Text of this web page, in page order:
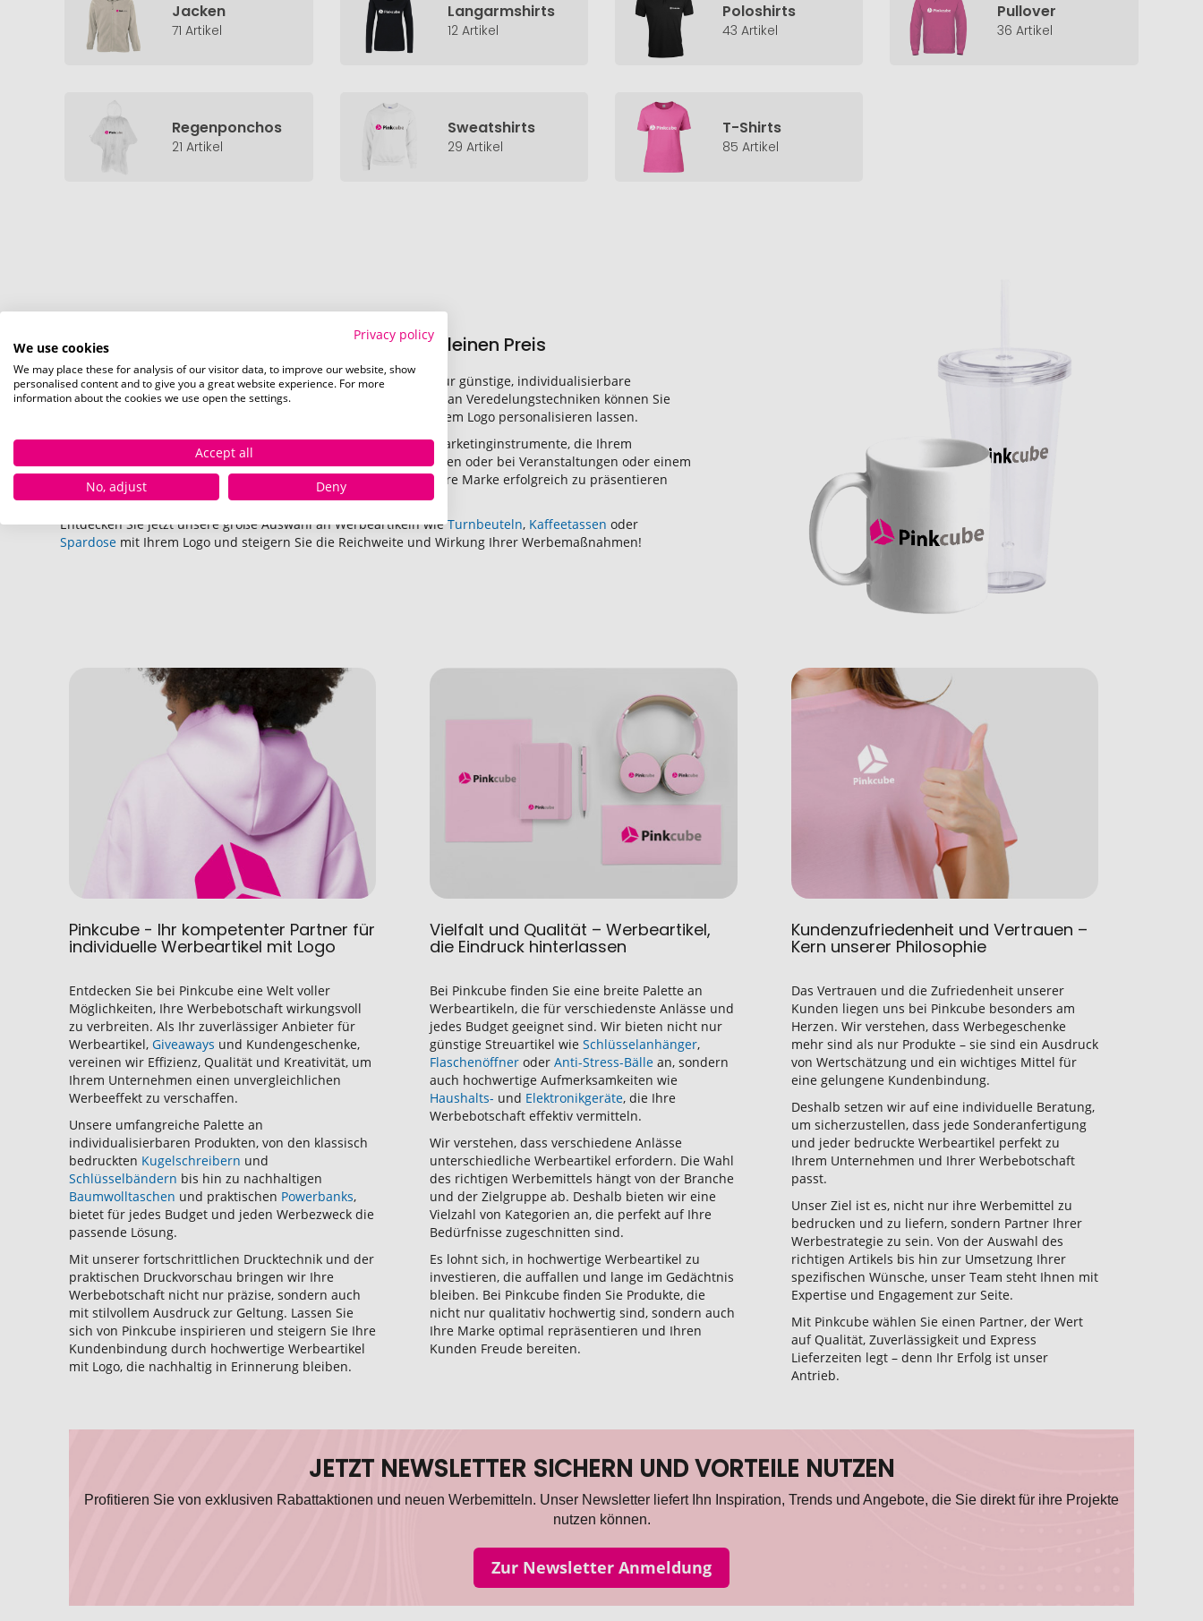
Jacken
71 Artikel
Langarmshirts
12 Artikel
Poloshirts
43 Artikel
Pullover
36 Artikel
Regenponchos
21 Artikel
Sweatshirts
29 Artikel
T-Shirts
85 Artikel
Veredelte Werbeartikel: Top-Qualität zum kleinen Preis
Willkommen bei Pinkcube – Ihrem Online-Werbemittelhändler für günstige, individualisierbare
Werbeartikel! Mit unserem breiten Sortiment und einer Vielzahl an Veredelungstechniken können Sie
Ihre Artikel ganz nach Ihren Vorstellungen gestalten und mit Ihrem Logo personalisieren lassen.
Werbeartikel sind nicht nur praktisch, sondern auch effektive Marketinginstrumente, die Ihrem
Unternehmen Sichtbarkeit verschaffen. Ob auf der Straße, Messen oder bei Veranstaltungen oder einem
Kundentermin – unsere Werbegeschenke helfen Ihnen dabei, Ihre Marke erfolgreich zu präsentieren
und nachhaltig im Gedächtnis Ihrer Zielgruppe zu verankern.
Entdecken Sie jetzt unsere große Auswahl an Werbeartikeln wieTurnbeuteln, Kaffeetassen oder
Spardose mit Ihrem Logo und steigern Sie die Reichweite und Wirkung Ihrer Werbemaßnahmen!
Pinkcube - Ihr kompetenter Partner für
individuelle Werbeartikel mit Logo
Entdecken Sie bei Pinkcube eine Welt voller
Möglichkeiten, Ihre Werbebotschaft wirkungsvoll
zu verbreiten. Als Ihr zuverlässiger Anbieter für
Werbeartikel,Giveaways und Kundengeschenke,
vereinen wir Effizienz, Qualität und Kreativität, um
Ihrem Unternehmen einen unvergleichlichen
Werbeeffekt zu verschaffen.
Unsere umfangreiche Palette an
individualisierbaren Produkten, von den klassisch
bedruckten Kugelschreibern und
Schlüsselbändern bis hin zu nachhaltigen
Baumwolltaschen und praktischen Powerbanks,
bietet für jedes Budget und jeden Werbezweck die
passende Lösung.
Mit unserer fortschrittlichen Drucktechnik und der
praktischen Druckvorschau bringen wir Ihre
Werbebotschaft nicht nur präzise, sondern auch
mit stilvollem Ausdruck zur Geltung. Lassen Sie
sich von Pinkcube inspirieren und steigern Sie Ihre
Kundenbindung durch hochwertige Werbeartikel
mit Logo, die nachhaltig in Erinnerung bleiben.
Vielfalt und Qualität – Werbeartikel,
die Eindruck hinterlassen
Bei Pinkcube finden Sie eine breite Palette an
Werbeartikeln, die für verschiedenste Anlässe und
jedes Budget geeignet sind. Wir bieten nicht nur
günstige Streuartikel wieSchlüsselanhänger,
Flaschenöffner oder Anti-Stress-Bälle an, sondern
auch hochwertige Aufmerksamkeiten wie
Haushalts- und Elektronikgeräte, die Ihre
Werbebotschaft effektiv vermitteln.
Wir verstehen, dass verschiedene Anlässe
unterschiedliche Werbeartikel erfordern. Die Wahl
des richtigen Werbemittels hängt von der Branche
und der Zielgruppe ab. Deshalb bieten wir eine
Vielzahl von Kategorien an, die perfekt auf Ihre
Bedürfnisse zugeschnitten sind.
Es lohnt sich, in hochwertige Werbeartikel zu
investieren, die auffallen und lange im Gedächtnis
bleiben. Bei Pinkcube finden Sie Produkte, die
nicht nur qualitativ hochwertig sind, sondern auch
Ihre Marke optimal repräsentieren und Ihren
Kunden Freude bereiten.
Kundenzufriedenheit und Vertrauen –
Kern unserer Philosophie
Das Vertrauen und die Zufriedenheit unserer
Kunden liegen uns bei Pinkcube besonders am
Herzen. Wir verstehen, dass Werbegeschenke
mehr sind als nur Produkte – sie sind ein Ausdruck
von Wertschätzung und ein wichtiges Mittel für
eine gelungene Kundenbindung.
Deshalb setzen wir auf eine individuelle Beratung,
um sicherzustellen, dass jede Sonderanfertigung
und jeder bedruckte Werbeartikel perfekt zu
Ihrem Unternehmen und Ihrer Werbebotschaft
passt.
Unser Ziel ist es, nicht nur ihre Werbemittel zu
bedrucken und zu liefern, sondern Partner Ihrer
Werbestrategie zu sein. Von der Auswahl des
richtigen Artikels bis hin zur Umsetzung Ihrer
spezifischen Wünsche, unser Team steht Ihnen mit
Expertise und Engagement zur Seite.
Mit Pinkcube wählen Sie einen Partner, der Wert
auf Qualität, Zuverlässigkeit und Express
Lieferzeiten legt – denn Ihr Erfolg ist unser
Antrieb.
JETZT NEWSLETTER SICHERN UND VORTEILE NUTZEN
Profitieren Sie von exklusiven Rabattaktionen und neuen Werbemitteln. Unser Newsletter liefert Ihn Inspiration, Trends und Angebote, die Sie direkt für ihre Projekte
nutzen können.
Zur Newsletter Anmeldung
Privacy policy
We use cookies
We may place these for analysis of our visitor data, to improve our website, show
personalised content and to give you a great website experience. For more
information about the cookies we use open the settings.
Accept all
No, adjust
Deny